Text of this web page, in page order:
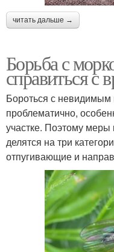
читать дальше →
Борьба с
справиться с
Бороться с
проблематично,
участке. Поэтому
делятся на три
отпугивающие и